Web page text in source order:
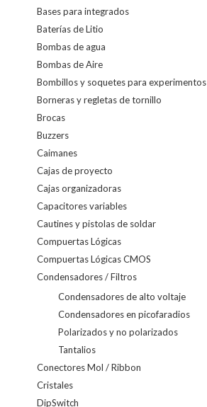
Bases para integrados
Baterías de Litio
Bombas de agua
Bombas de Aire
Bombillos y soquetes para experimentos
Borneras y regletas de tornillo
Brocas
Buzzers
Caimanes
Cajas de proyecto
Cajas organizadoras
Capacitores variables
Cautines y pistolas de soldar
Compuertas Lógicas
Compuertas Lógicas CMOS
Condensadores / Filtros
Condensadores de alto voltaje
Condensadores en picofaradios
Polarizados y no polarizados
Tantalios
Conectores Mol / Ribbon
Cristales
DipSwitch